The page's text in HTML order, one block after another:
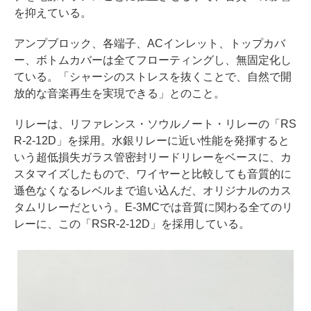
を抑えている。
アンプブロック、各端子、ACインレット、トップカバ
ー、ボトムカバーは全てフローティングし、無固定化し
ている。「シャーシのストレスを抜くことで、自然で開
放的な音楽再生を実現できる」とのこと。
リレーは、リファレンス・ソウルノート・リレーの「RS
R-2-12D」を採用。水銀リレーに近い性能を発揮すると
いう超低損失ガラス管密封リードリレーをベースに、カ
スタマイズしたもので、ワイヤーと比較しても音質的に
遜色なくなるレベルまで追い込んだ、オリジナルのカス
タムリレーだという。E-3MCでは音質に関わる全てのリ
レーに、この「RSR-2-12D」を採用している。